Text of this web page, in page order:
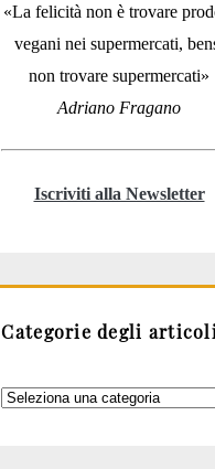
«La felicità non è trovare
vegani nei supermercati,
non trovare supermercati»
Adriano Fragano
Iscriviti alla Newsletter
Categorie degli
Categorie